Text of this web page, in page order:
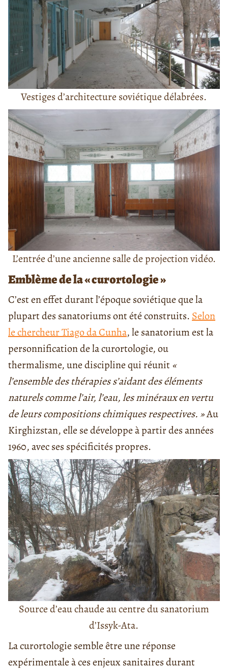
Vestiges d’architecture soviétique délabrées.
L’entrée d’une ancienne salle de projection vidéo.
Emblème de la « curortologie »
C’est en effet durant l’époque soviétique que la
plupart des sanatoriums ont été construits. Selon
le chercheur Tiago da Cunha, le sanatorium est la
personnification de la curortologie, ou
thermalisme, une discipline qui réunit«
l’ensemble des thérapies s’aidant des éléments
naturels comme l’air, l’eau, les minéraux en vertu
de leurs compositions chimiques respectives. »Au
Kirghizstan, elle se développe à partir des années
1960, avec ses spécificités propres.
Source d’eau chaude au centre du sanatorium
d’Issyk-Ata.
La curortologie semble être une réponse
expérimentale à ces enjeux sanitaires durant